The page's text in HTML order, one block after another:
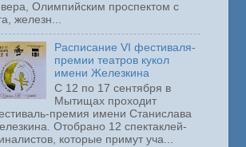
Олимпийским проспектом с
железн...
Расписание VI фестиваля-
премии театров кукол
имени Железкина
С 12 по 17 сентября в
Мытищах проходит
премия имени Станислава
Отобрано 12 спектаклей-
которые примут уча...